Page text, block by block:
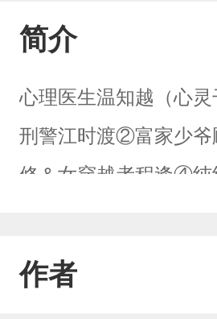
简介
心理医生温知越（心
刑警江时渡②富家少爷
修＆女穿越者程逢④纯
作者